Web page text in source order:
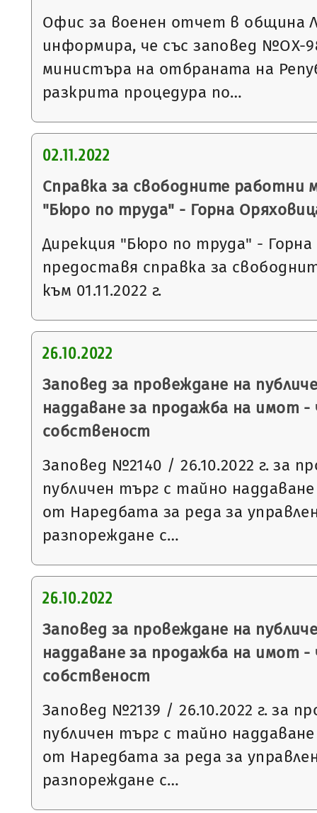
Офис за военен отчет в община
информира, че със заповед №ОХ-
министъра на отбраната на
разкрита процедура по…
02.11.2022
Справка за свободните работни
"Бюро по труда" - Горна
Дирекция "Бюро по труда" -
предоставя справка за
към 01.11.2022 г.
26.10.2022
Заповед за провеждане на
наддаване за продажба на имот
собственост
Заповед №2140 / 26.10.2022 г. за
публичен търг с тайно наддаване
от Наредбата за реда за
разпореждане с…
26.10.2022
Заповед за провеждане на
наддаване за продажба на имот
собственост
Заповед №2139 / 26.10.2022 г. за
публичен търг с тайно наддаване
от Наредбата за реда за
разпореждане с…